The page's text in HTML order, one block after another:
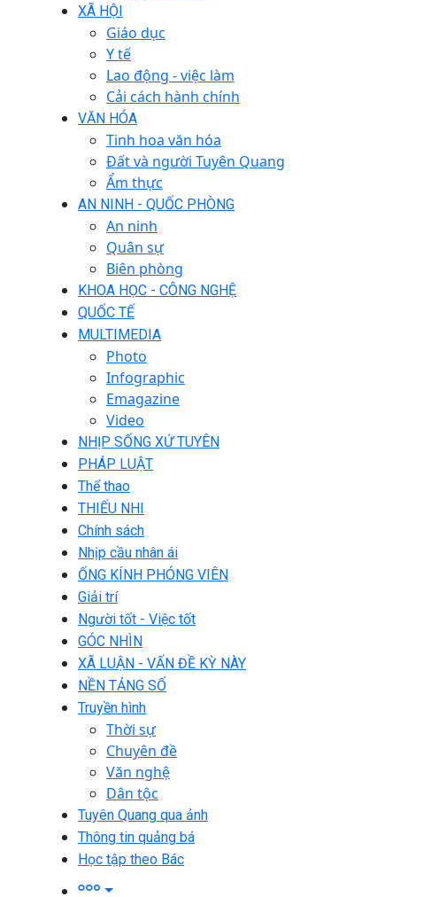
XÃ HỘI
Giáo dục
Y tế
Lao động - việc làm
Cải cách hành chính
VĂN HÓA
Tinh hoa văn hóa
Đất và người Tuyên Quang
Ẩm thực
AN NINH - QUỐC PHÒNG
An ninh
Quân sự
Biên phòng
KHOA HỌC - CÔNG NGHỆ
QUỐC TẾ
MULTIMEDIA
Photo
Infographic
Emagazine
Video
NHỊP SỐNG XỨ TUYÊN
PHÁP LUẬT
Thể thao
THIẾU NHI
Chính sách
Nhịp cầu nhân ái
ỐNG KÍNH PHÓNG VIÊN
Giải trí
Người tốt - Việc tốt
GÓC NHÌN
XÃ LUẬN - VẤN ĐỀ KỲ NÀY
NỀN TẢNG SỐ
Truyền hình
Thời sự
Chuyên đề
Văn nghệ
Dân tộc
Tuyên Quang qua ảnh
Thông tin quảng bá
Học tập theo Bác